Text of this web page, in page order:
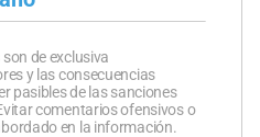
de exclusiva
y las consecuencias
pasibles de las sanciones
comentarios ofensivos o
en la información.